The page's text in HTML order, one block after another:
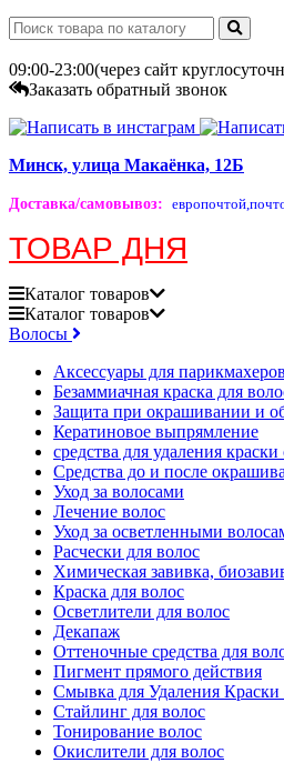
09:00-23:00(через сайт
Заказать обратный звонок
Минск, улица Макаёнка, 12Б
Доставка/самовывоз: европочтой,
ТОВАР ДНЯ
Каталог товаров
Каталог товаров
Волосы
Аксессуары для парикмахеров
Безаммиачная краска для
Защита при окрашивании и
Кератиновое выпрямление
средства для удаления
Средства до и после
Уход за волосами
Лечение волос
Уход за осветленными
Расчески для волос
Химическая завивка,
Краска для волос
Осветлители для волос
Декапаж
Оттеночные средства для
Пигмент прямого действия
Смывка для Удаления
Стайлинг для волос
Тонирование волос
Окислители для волос